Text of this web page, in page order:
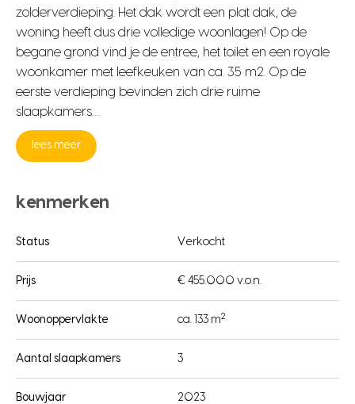
zolderverdieping. Het dak wordt een plat dak, de
woning heeft dus drie volledige woonlagen! Op de
begane grond vind je de entree, het toilet en een royale
woonkamer met leefkeuken van ca. 35 m2. Op de
eerste verdieping bevinden zich drie ruime
slaapkamers…
lees meer
kenmerken
Status Verkocht
Prijs € 455.000 v.o.n.
Woonoppervlakte ca. 133 m2
Aantal slaapkamers 3
Bouwjaar 2023